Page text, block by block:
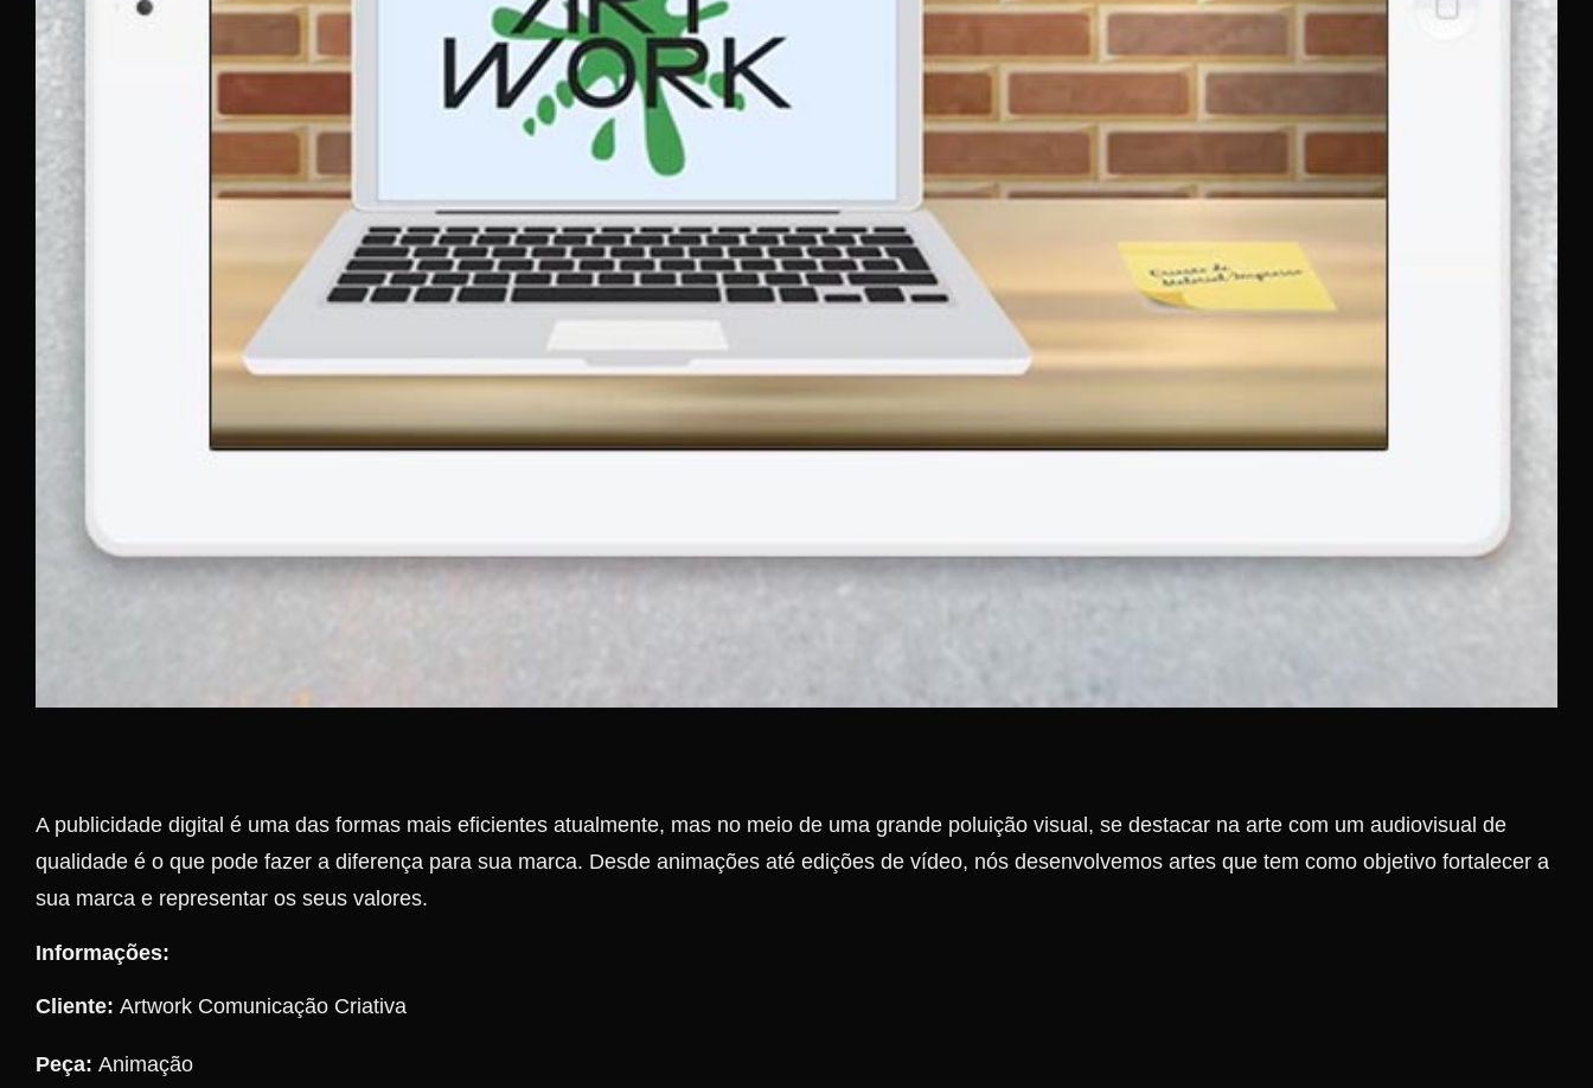
A publicidade digital é uma das formas mais eficientes atualmente, mas no meio de uma grande poluição visual, se destacar na arte com um audiovisual de
qualidade é o que pode fazer a diferença para sua marca. Desde animações até edições de vídeo, nós desenvolvemos artes que tem como objetivo fortalecer a
sua marca e representar os seus valores.
Informações:
Cliente: Artwork Comunicação Criativa
Peça: Animação